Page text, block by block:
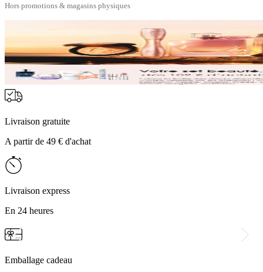
Hors promotions & magasins physiques
Livraison gratuite
A partir de 49 € d'achat
Livraison express
En 24 heures
Emballage cadeau